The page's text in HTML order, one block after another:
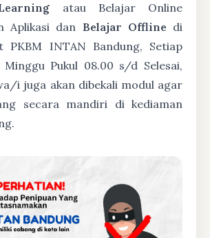
atau Belajar Online
Aplikasi dan Belajar Offline di
PKBM INTAN Bandung, Setiap
Pukul 08.00 s/d Selesai,
i juga akan dibekali modul agar
secara mandiri di kediaman